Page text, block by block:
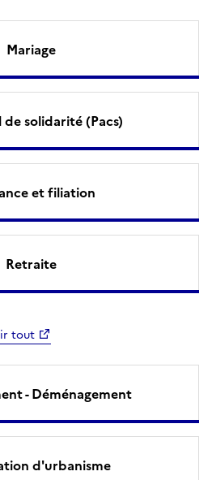
Mariage
de solidarité (Pacs)
et filiation
Retraite
tout
- Déménagement
d'urbanisme